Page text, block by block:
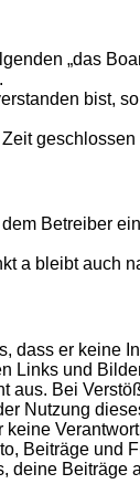
„das
bist,
Betreiber
a bleibt auch
dass er keine
Links und
aus. Bei
Nutzung
Beiträge und
deine